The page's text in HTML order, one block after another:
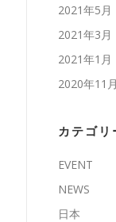
2021年5月
2021年3月
2021年1月
2020年11月
カテゴリ
EVENT
NEWS
日本